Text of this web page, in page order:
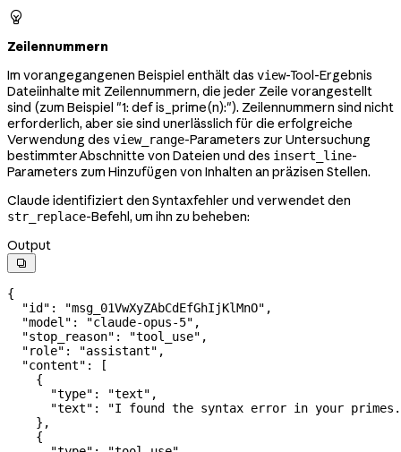

Zeilennummern
Im vorangegangenen Beispiel enthält das view-Tool-Ergebnis
Dateiinhalte mit Zeilennummern, die jeder Zeile vorangestellt
sind (zum Beispiel "1: def is_prime(n):"). Zeilennummern sind nicht
erforderlich, aber sie sind unerlässlich für die erfolgreiche
Verwendung des view_range-Parameters zur Untersuchung
bestimmter Abschnitte von Dateien und des insert_line-
Parameters zum Hinzufügen von Inhalten an präzisen Stellen.
Claude identifiziert den Syntaxfehler und verwendet den
str_replace-Befehl, um ihn zu beheben:
Output

{
  "id"
: "msg_01VwXyZAbCdEfGhIjKlMnO" ,
  "model"
: "claude-opus-5" ,
  "stop_reason"
: "tool_use" ,
  "role"
: "assistant" ,
  "content"
: [
    {
      "type"
: "text" ,
      "text"
:
"I found the syntax error in your
    },
    {